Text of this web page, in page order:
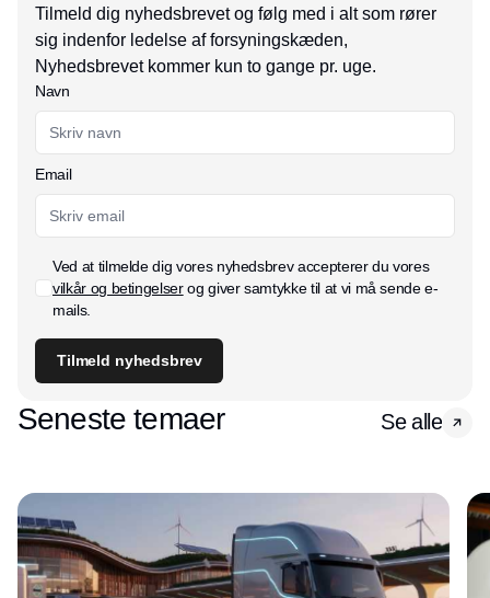
Tilmeld dig nyhedsbrevet og følg med i alt som rører
sig indenfor ledelse af forsyningskæden,
Nyhedsbrevet kommer kun to gange pr. uge.
Navn
Email
Ved at tilmelde dig vores nyhedsbrev accepterer du vores
vilkår og betingelserog giver samtykke til at vi må sende e-
mails.
Tilmeld nyhedsbrev
Seneste temaer Se alle